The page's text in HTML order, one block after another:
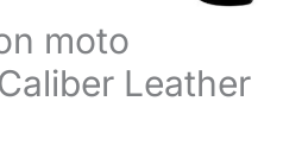
moto
Leather